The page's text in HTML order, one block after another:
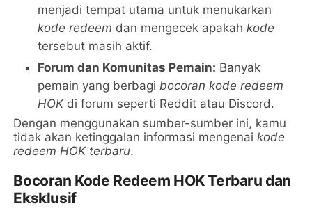
menjadi tempat utama untuk menukarkan
kode redeem dan mengecek apakahkode
tersebut masih aktif.
Forum dan Komunitas Pemain: Banyak
pemain yang berbagibocoran kode redeem
HOKdi forum seperti Reddit atau Discord.
Dengan menggunakan sumber-sumber ini, kamu
tidak akan ketinggalan informasi mengenaikode
redeem HOK terbaru.
Bocoran Kode Redeem HOK Terbaru dan
Eksklusif